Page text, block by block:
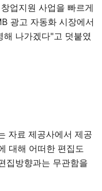
업지원 사업을 빠르게
광고 자동화 시장에서
해 나가겠다"고 덧붙였
자료 제공사에서 제공
대해 어떠한 편집도
집방향과는 무관함을